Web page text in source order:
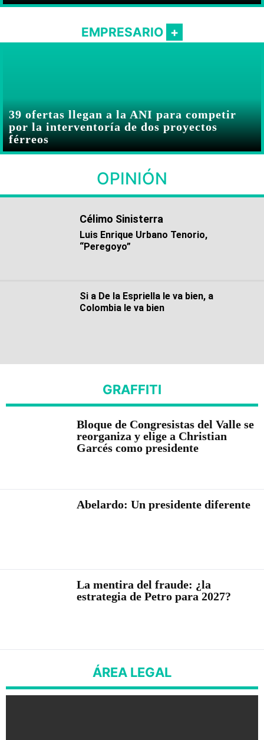
EMPRESARIO
39 ofertas llegan a la ANI para competir
por la interventoría de dos proyectos
férreos
OPINIÓN
Célimo Sinisterra
Luis Enrique Urbano Tenorio,
“Peregoyo”
Si a De la Espriella le va bien, a
Colombia le va bien
GRAFFITI
Bloque de Congresistas del Valle se
reorganiza y elige a Christian
Garcés como presidente
Abelardo: Un presidente diferente
La mentira del fraude: ¿la
estrategia de Petro para 2027?
ÁREA LEGAL